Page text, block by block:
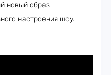
новый образ
настроения шоу.